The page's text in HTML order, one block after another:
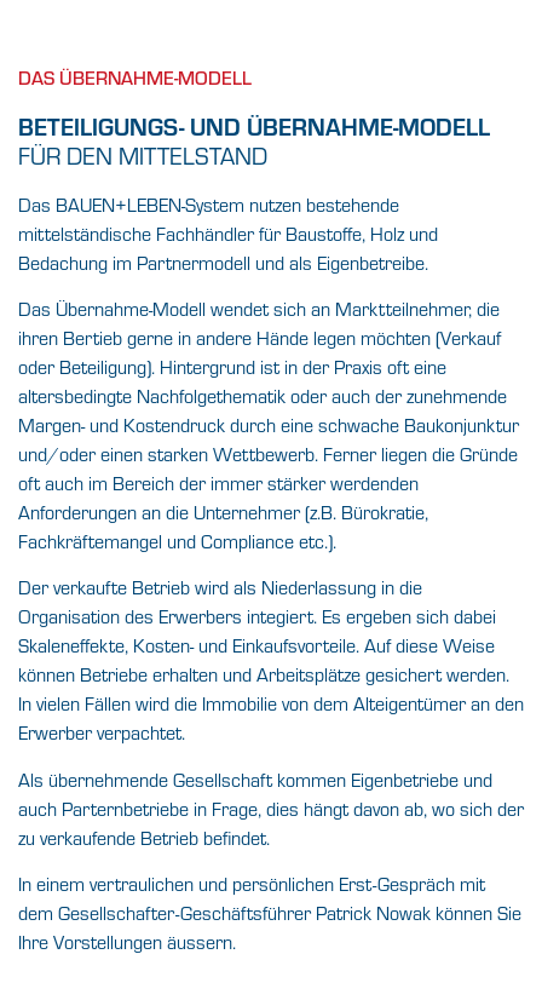
HÄNDE
Erhalten Sie Arbeitsplätze und sichern Sie
die Zukunft Ihres Betriebes durch
BAUEN+LEBEN-Systempartner.
JETZT KONTAKT AUFNEHMEN!
DAS ÜBERNAHME-MODELL
BETEILIGUNGS- UND ÜBERNAHME-MODELL
FÜR DEN MITTELSTAND
Das BAUEN+LEBEN-System nutzen bestehende
mittelständische Fachhändler für Baustoffe, Holz und
Bedachung im Partnermodell und als Eigenbetreibe.
Das Übernahme-Modell wendet sich an Marktteilnehmer, die
ihren Bertieb gerne in andere Hände legen möchten (Verkauf
oder Beteiligung). Hintergrund ist in der Praxis oft eine
altersbedingte Nachfolgethematik oder auch der zunehmende
Margen- und Kostendruck durch eine schwache Baukonjunktur
und/oder einen starken Wettbewerb. Ferner liegen die Gründe
oft auch im Bereich der immer stärker werdenden
Anforderungen an die Unternehmer (z.B. Bürokratie,
Fachkräftemangel und Compliance etc.).
Der verkaufte Betrieb wird als Niederlassung in die
Organisation des Erwerbers integiert. Es ergeben sich dabei
Skaleneffekte, Kosten- und Einkaufsvorteile. Auf diese Weise
können Betriebe erhalten und Arbeitsplätze gesichert werden.
In vielen Fällen wird die Immobilie von dem Alteigentümer an den
Erwerber verpachtet.
Als übernehmende Gesellschaft kommen Eigenbetriebe und
auch Parternbetriebe in Frage, dies hängt davon ab, wo sich der
zu verkaufende Betrieb befindet.
In einem vertraulichen und persönlichen Erst-Gespräch mit
dem Gesellschafter-Geschäftsführer Patrick Nowak können Sie
Ihre Vorstellungen äussern.